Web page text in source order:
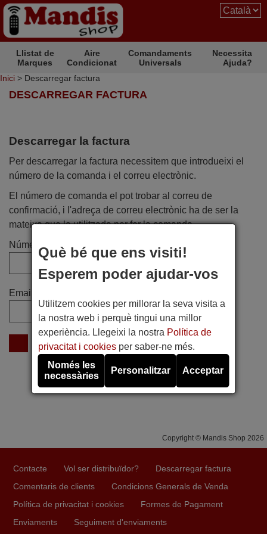
Llistat de
Marques
Aire
Condicionat
Comandaments
Universals
Necessita
Ajuda?
Inici > Descarregar factura
DESCARREGAR FACTURA
Descarregar la factura
Per descarregar la factura necessitem que introdueixi el
número de la comanda i el correu electrònic.
El número de comanda el pot trobar al correu de
confirmació, i l'adreça de correu electrònic ha de ser la
mateixa que la utilitzada per fer la comanda.
Número de comanda
Email
Copyright © Mandis Shop 2026
Contacte Vol ser distribuïdor?
Descarregar factura
Comentaris de clients
Condicions Generals de Venda
Política de privacitat i cookies
Formes de Pagament
Enviaments
Seguiment d'enviaments
Què bé que ens visiti!
Esperem poder ajudar-vos
Utilitzem cookies per millorar la seva visita a
la nostra web i perquè tingui una millor
experiència. Llegeixi la nostra Política de
privacitat i cookiesper saber-ne més.
Només les
necessàries
Personalitzar Acceptar